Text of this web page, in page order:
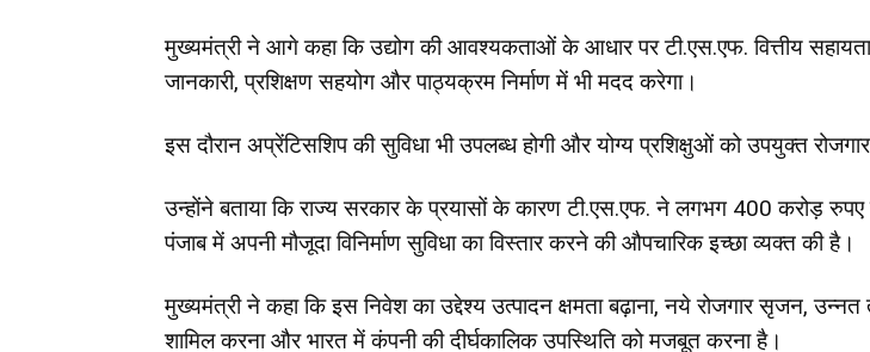
मुख्यमंत्री ने आगे कहा कि उद्योग की आवश्यकताओं के आधार पर टी.एस.एफ. वित्तीय
जानकारी, प्रशिक्षण सहयोग और पाठ्यक्रम निर्माण में भी मदद करेगा।
इस दौरान अप्रेंटिसशिप की सुविधा भी उपलब्ध होगी और योग्य प्रशिक्षुओं को उपयुक्त
उन्होंने बताया कि राज्य सरकार के प्रयासों के कारण टी.एस.एफ. ने लगभग 400 करोड़
पंजाब में अपनी मौजूदा विनिर्माण सुविधा का विस्तार करने की औपचारिक इच्छा व्यक्त की है।
मुख्यमंत्री ने कहा कि इस निवेश का उद्देश्य उत्पादन क्षमता बढ़ाना, नये रोजगार सृजन,
शामिल करना और भारत में कंपनी की दीर्घकालिक उपस्थिति को मजबूत करना है।